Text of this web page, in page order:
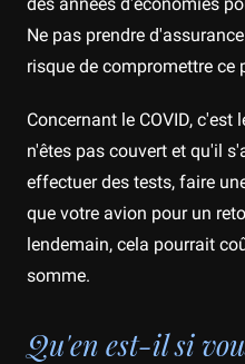
Ne pas prendre
risque de compromettre ce
Concernant le COVID,
n'êtes pas couvert et qu'il
effectuer des tests, faire
que votre avion pour un
lendemain, cela pourrait
somme.
Qu'en est-il si